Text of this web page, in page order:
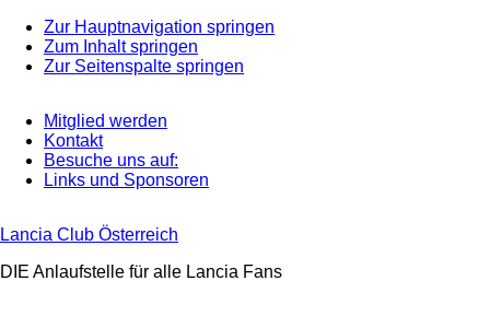
Zur Hauptnavigation springen
Zum Inhalt springen
Zur Seitenspalte springen
Mitglied werden
Kontakt
Besuche uns auf:
Links und Sponsoren
Lancia Club Österreich
DIE Anlaufstelle für alle Lancia Fans